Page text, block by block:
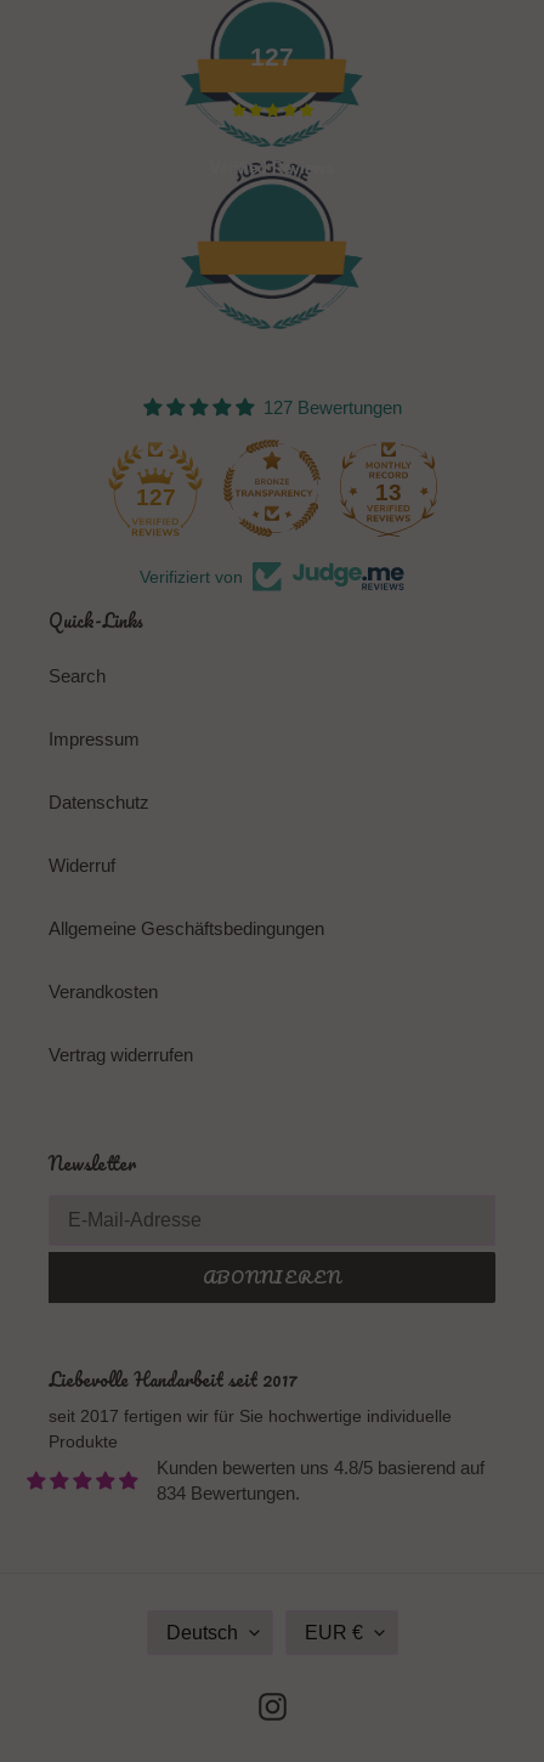
127
Verified Reviews
127 Bewertungen
127 13
Verifiziert von
Quick-Links
Search
Impressum
Datenschutz
Widerruf
Allgemeine Geschäftsbedingungen
Verandkosten
Vertrag widerrufen
Newsletter
ABONNIEREN
Liebevolle Handarbeit seit 2017
seit 2017 fertigen wir für Sie hochwertige individuelle
Produkte
Kunden bewerten uns 4.8/5 basierend auf
834 Bewertungen.
Deutsch W
R
U
EUR €
Instagram